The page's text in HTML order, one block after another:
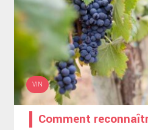
VIN
Comment